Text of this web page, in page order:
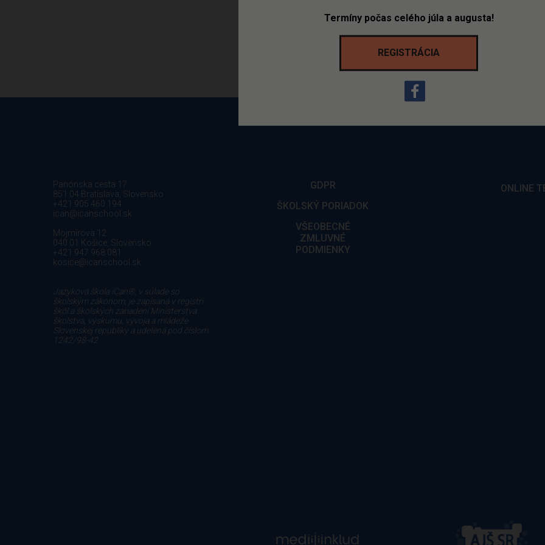
Termíny počas celého júla a augusta!
REGISTRÁCIA
Panónska cesta 17
851 04 Bratislava, Slovensko
+421 905 460 194
ican@icanschool.sk
Mojmírova 12
040 01 Košice, Slovensko
+421 947 968 081
kosice@icanschool.sk
Jazyková škola iCan®, v súlade so
školským zákonom, je zapísaná v registri
škôl a školských zariadení Ministerstva
školstva, výskumu, vývoja a mládeže
Slovenskej republiky a udelená pod číslom:
1242/98-42
GDPR
ŠKOLSKÝ PORIADOK
VŠEOBECNÉ
ZMLUVNÉ
PODMIENKY
ONLINE